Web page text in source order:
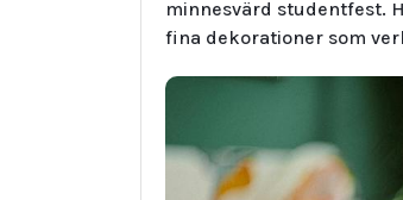
minnesvärd studentfest.
fina dekorationer som